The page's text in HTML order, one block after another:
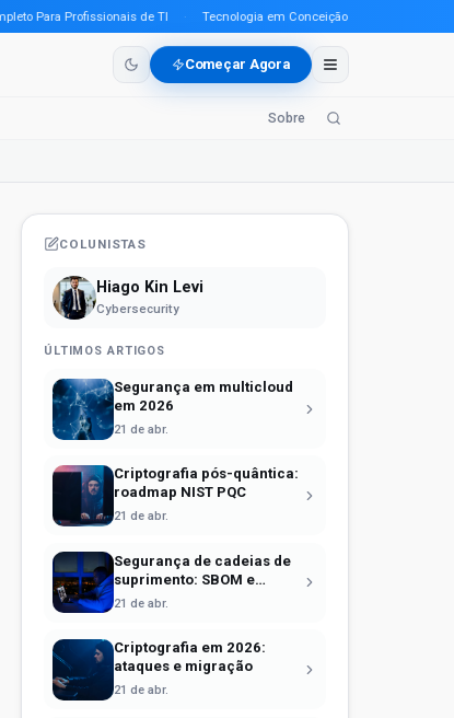
Para Profissionais de TI · Tecnologia em Conceição do Araguaia (PA) em
Começar Agora
Sobre
COLUNISTAS
Hiago Kin Levi
Cybersecurity
ÚLTIMOS ARTIGOS
Segurança em multicloud
em 2026
21 de abr.
Criptografia pós-quântica:
roadmap NIST PQC
21 de abr.
Segurança de cadeias de
suprimento: SBOM e
Sigstore
21 de abr.
Criptografia em 2026:
ataques e migração
21 de abr.